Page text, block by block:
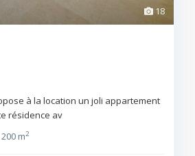
18
à la location un joli appartement
résidence av
200 m2